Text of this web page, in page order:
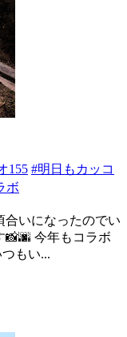
155 #明日もカッコ
ボ
合いになったのでい
📸🌆 今年もコラボ
もい...